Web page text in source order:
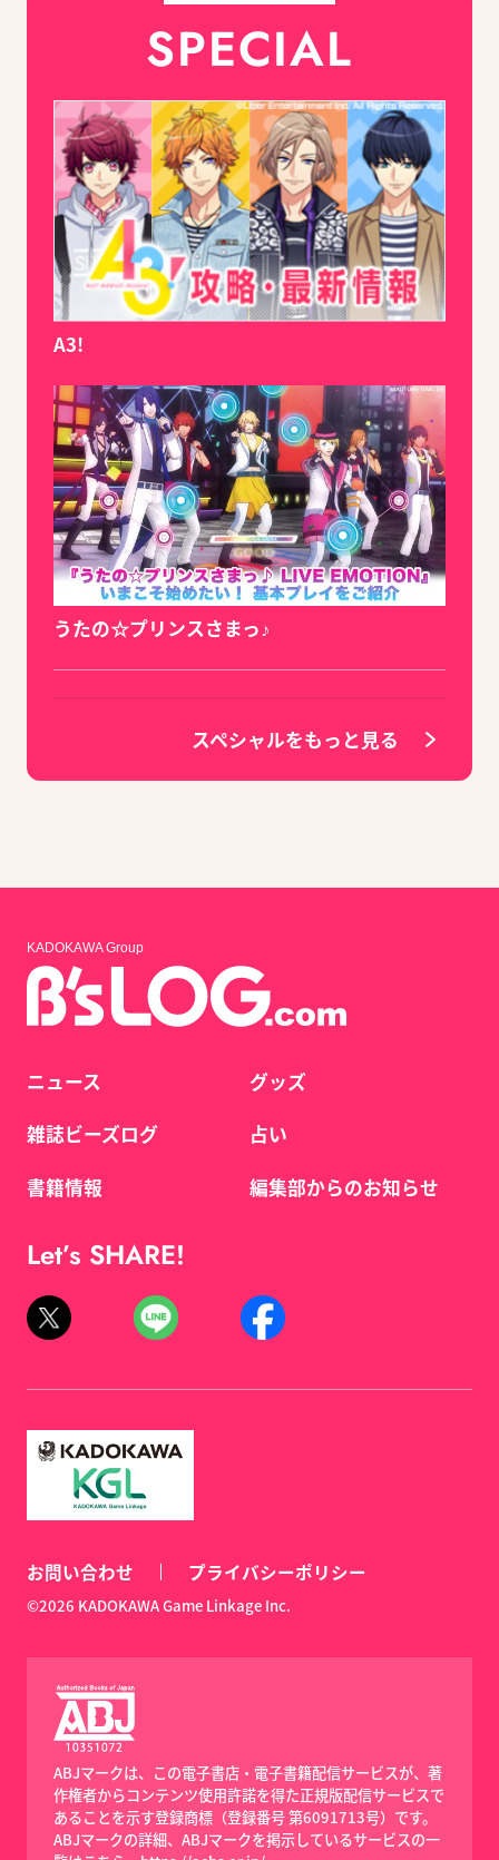
SPECIAL
A3!
うたの☆プリンスさまっ♪
スペシャルをもっと見る
KADOKAWA Group
ニュース
雑誌ビーズログ
書籍情報
グッズ
占い
編集部からのお知らせ
Let’s SHARE!
お問い合わせ プライバシーポリシー
©2026 KADOKAWA Game Linkage Inc.
ABJマークは、この電子書店・電子書籍配信サービスが、著
作権者からコンテンツ使用許諾を得た正規版配信サービスで
あることを示す登録商標（登録番号 第6091713号）です。
ABJマークの詳細、ABJマークを掲示しているサービスの一